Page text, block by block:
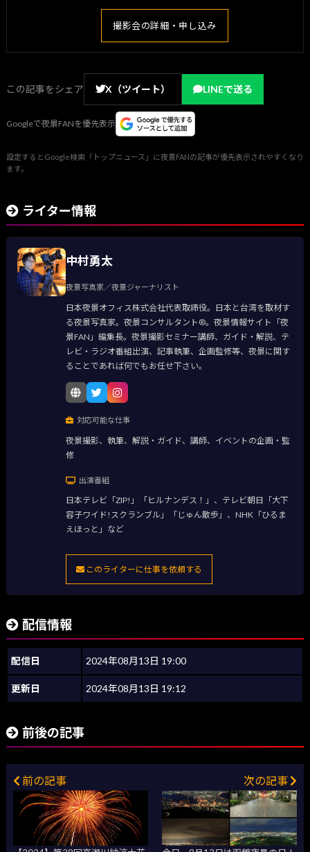
撮影会の詳細・申し込み
この記事をシェア X（ツイート） LINEで送る
Googleで夜景FANを優先表示
設定するとGoogle検索「トップニュース」に夜景FANの記事が優先表示されやすくなり
ます。
ライター情報
中村勇太
夜景写真家／夜景ジャーナリスト
日本夜景オフィス株式会社代表取締役。日本と台湾を取材す
る夜景写真家。夜景コンサルタント®。夜景情報サイト「夜
景FAN」編集長。夜景撮影セミナー講師、ガイド・解説、テ
レビ・ラジオ番組出演、記事執筆、企画監修等、夜景に関す
ることであれば何でもお任せ下さい。
対応可能な仕事
夜景撮影、執筆、解説・ガイド、講師、イベントの企画・監
修
出演番組
日本テレビ「ZIP!」「ヒルナンデス！」、テレビ朝日「大下
容子ワイド!スクランブル」「じゅん散歩」、NHK「ひるま
えほっと」など
このライターに仕事を依頼する
配信情報
配信日 2024年08月13日 19:00
更新日 2024年08月13日 19:12
前後の記事
前の記事 次の記事